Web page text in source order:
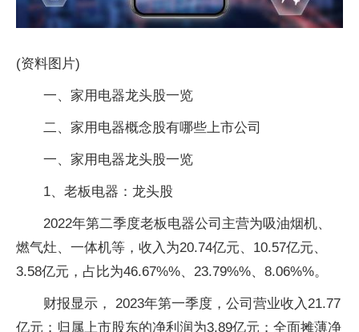
(资料图片)
一、家用电器龙头股一览
二、家用电器概念股有哪些上市公司
一、家用电器龙头股一览
1、老板电器：龙头股
2022年第二季度老板电器公司主营为吸油烟机、
燃气灶、一体机等，收入为20.74亿元、10.57亿元、
3.58亿元，占比为46.67%%、23.79%%、8.06%%。
财报显示， 2023年第一季度，公司营业收入21.77
亿元；归属上市股东的净利润为3.89亿元；全面摊薄净